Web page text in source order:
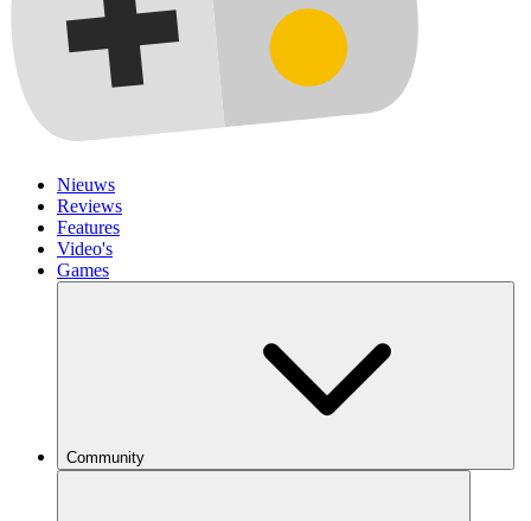
Nieuws
Reviews
Features
Video's
Games
Community